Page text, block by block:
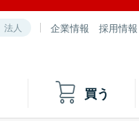
法人 企業情報 採用情報
買う